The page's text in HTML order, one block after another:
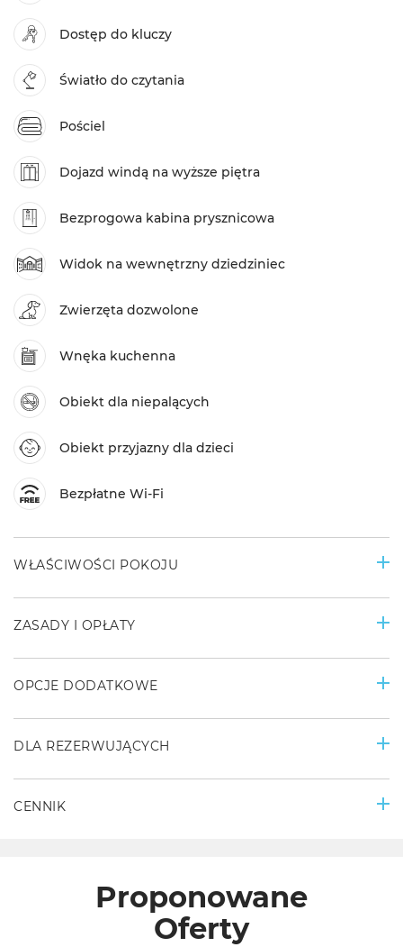
Dostęp do kluczy
Światło do czytania
Pościel
Dojazd windą na wyższe piętra
Bezprogowa kabina prysznicowa
Widok na wewnętrzny dziedziniec
Zwierzęta dozwolone
Wnęka kuchenna
Obiekt dla niepalących
Obiekt przyjazny dla dzieci
Bezpłatne Wi-Fi
WŁAŚCIWOŚCI POKOJU
ZASADY I OPŁATY
OPCJE DODATKOWE
DLA REZERWUJĄCYCH
CENNIK
Proponowane
Oferty